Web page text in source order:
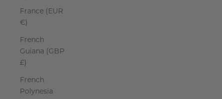
France (EUR
€)
French
Guiana (GBP
£)
French
Polynesia